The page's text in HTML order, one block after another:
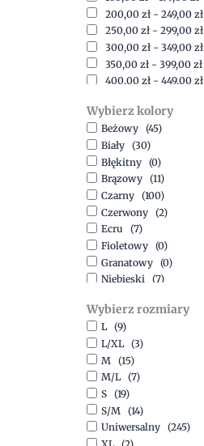
200,00 zł - 249,00 zł
250,00 zł - 299,00 zł
300,00 zł - 349,00 zł
350,00 zł - 399,00 zł
400,00 zł - 449,00 zł
500,00zł-1500,00
Wybierz kolory
Beżowy (45)
Biały (30)
Błękitny (0)
Brązowy (11)
Czarny (100)
Czerwony (2)
Ecru
(7)
Fioletowy (0)
Granatowy (0)
Niebieski (7)
Pomarańczowy
(2)
Różowy
Srebrny
Szary
Turkusowy
Zielony
Złoty
(1)
Wybierz rozmiary
L (9)
L/XL (3)
M (15)
M/L (7)
S (19)
S/M (14)
Uniwersalny (245)